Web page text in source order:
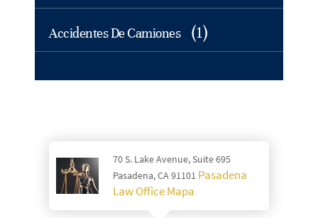
Accidentes De Camiones (1)
70 S. Lake Avenue, Suite 695
Pasadena, CA 91101 Pasadena
Law Office Mapa